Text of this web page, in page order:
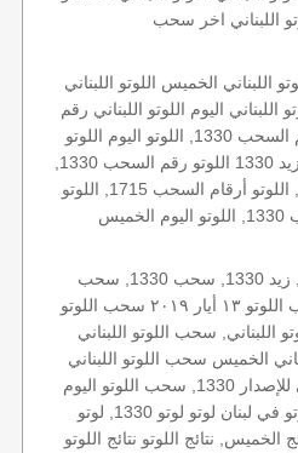
اللبناني الخميس اللوتو اللبناني
2015-08-27, اللوتو اللبناني اليوم اللوتو اللبناني رقم
السحب اللوتو اللبناني رقم السحب 1330, اللوتو اليوم اللوتو
اللوتو لبنان اللوتو من لبنان, اللوتو أرقام السحب 1715, اللوتو
رقم السحب: 1330, زيد, زيد 1330, سحب 1330, سحب
الخميس سحب اللوتو سحب اللوتو ١٣ أيار ٢٠١٩ سحب اللوتو
اللوتو اللبناني, سحب اللوتو اللبناني
الخميس سحب اللوتو اللبناني
اليوم, سحب اللوتو اللبناني للإصدار 1330, سحب اللوتو اليوم
سحب زيد, سحب زيد لوتو في لبنان لوتو لوتو 1330, لوتو
2015-08-27, نتائج الخميس, نتائج اللوتو نتائج اللوتو